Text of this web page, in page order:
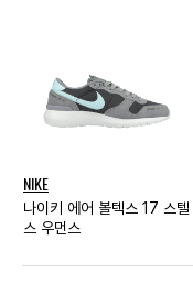
NIKE
나이키 에어 볼텍스 17 스텔
스 우먼스